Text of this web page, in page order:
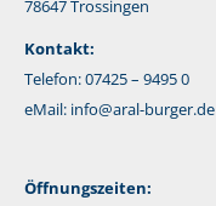
78647 Trossingen
Kontakt:
Telefon: 07425 – 9495 0
eMail: info@aral-burger.de
Öffnungszeiten: